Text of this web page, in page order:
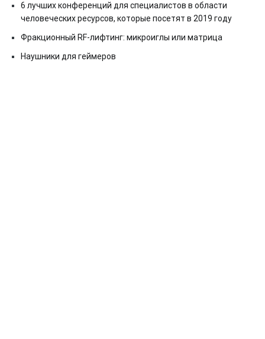
6 лучших конференций для специалистов в области
человеческих ресурсов, которые посетят в 2019 году
Фракционный RF-лифтинг: микроиглы или матрица
Наушники для геймеров